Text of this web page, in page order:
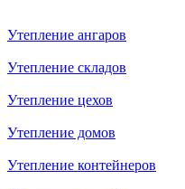
Утепление aнгаров
Утепление складов
Утепление цехов
Утепление домов
Утепление контейнеров